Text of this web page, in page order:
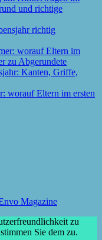
richtig
worauf Eltern im ersten
Magazine
zu
Sie dem zu.